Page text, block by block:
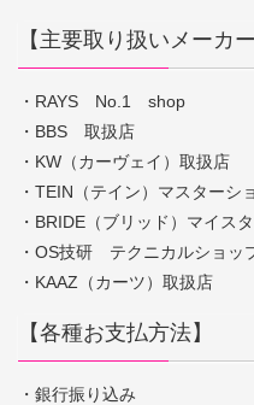
【主要取り扱いメーカー
・RAYS No.1 shop
・BBS 取扱店
・KW（カーヴェイ）取扱店
・TEIN（テイン）マスターシ
・BRIDE（ブリッド）マイス
・OS技研 テクニカルショッ
・KAAZ（カーツ）取扱店
【各種お支払方法】
・銀行振り込み